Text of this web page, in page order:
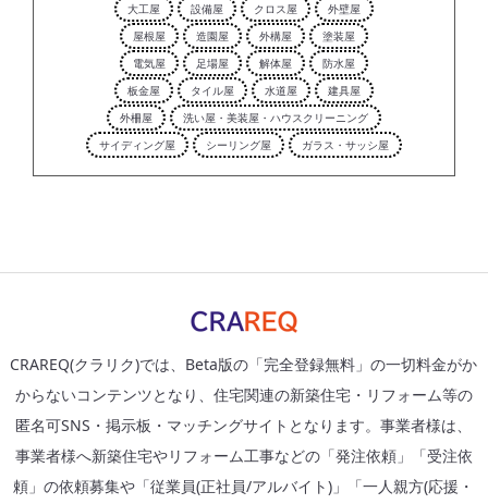
大工屋 設備屋 クロス屋
外壁屋
屋根屋
造園屋 外構屋
塗装屋
電気屋
足場屋 解体屋
防水屋
板金屋
タイル屋 水道屋
建具屋
外柵屋
洗い屋・美装屋・ハウスクリーニング
サイディング屋
シーリング屋 ガラス・サッシ屋
CRAREQ(クラリク)では、Beta版の「完全登録無料」の一切料金がか
からないコンテンツとなり、住宅関連の新築住宅・リフォーム等の
匿名可SNS・掲示板・マッチングサイトとなります。事業者様は、
事業者様へ新築住宅やリフォーム工事などの「発注依頼」「受注依
頼」の依頼募集や「従業員(正社員/アルバイト)」「一人親方(応援・